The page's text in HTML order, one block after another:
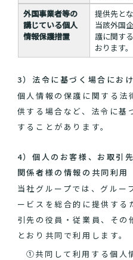
外国事業者等の
講じている個人
情報保護措置
提供先と
当該外国
護に関す
おります。
3）法令に基づく場合にお
個人情報の保護に関する
供する場合など、法令に基
することがあります。
4）個人のお客様、お取引
関係者様の情報の共同利用
当社グループでは、グルー
ービスを総合的に提供する
引先の役員・従業員、その
とおり共同で利用します。
①共同して利用する個人